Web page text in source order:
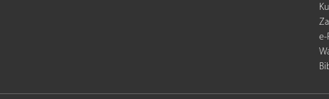
e-